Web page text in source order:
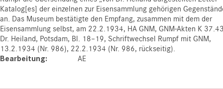
Katalog[es] der einzelnen zur Eisensammlung gehörigen
an. Das Museum bestätigte den Empfang, zusammen mit dem der
Eisensammlung selbst, am 22.2.1934, HA GNM, GNM-Akten K
Dr. Heiland, Potsdam, Bl. 18–19, Schriftwechsel Rumpf mit GNM,
13.2.1934 (Nr. 986), 22.2.1934 (Nr. 986, rückseitig).
Bearbeitung AE